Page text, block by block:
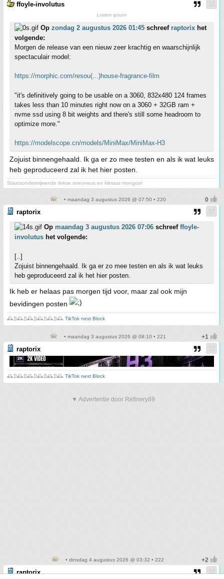
ffoyle-involutus
Lorem ipsum
Op zondag 2 augustus 2026 01:45 schreef raptorix het
volgende:
Morgen de release van een nieuw zeer krachtig en waarschijnlijk
spectaculair model:
https://morphic.com/resou(...)house-fragrance-film
"it's definitively going to be usable on a 3060, 832x480 124 frames
takes less than 10 minutes right now on a 3060 + 32GB ram +
nvme ssd using 8 bit weights and there's still some headroom to
optimize more."
https://modelscope.cn/models/MiniMax/MiniMax-H3
Zojuist binnengehaald. Ik ga er zo mee testen en als ik wat leuks
heb geproduceerd zal ik het hier posten.
Staatsondermijnende linkse sneuneus en klimaat mongool
• maandag 3 augustus 2026 @ 07:50 • 220
raptorix
Op maandag 3 augustus 2026 07:06 schreef ffoyle-
involutus het volgende:
[..]
Zojuist binnengehaald. Ik ga er zo mee testen en als ik wat leuks
heb geproduceerd zal ik het hier posten.
Ik heb er helaas pas morgen tijd voor, maar zal ook mijn
bevidingen posten
🕰️₿🕰️₿🕰️₿🕰️₿🕰️₿🕰️ TikTok next Block
• maandag 3 augustus 2026 @ 08:10 • 221
raptorix
🕰️₿🕰️₿🕰️₿🕰️₿🕰️₿🕰️ TikTok next Block
▼ Advertentie door Refinery89
• dinsdag 4 augustus 2026 @ 03:32 • 222
raptorix